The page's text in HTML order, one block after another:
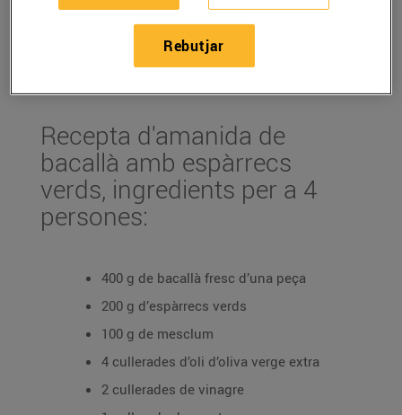
Amanida de bacallà
fresc i espàrrecs
Recepta d'amanida de
bacallà amb espàrrecs
verds, ingredients per a 4
persones:
400 g de bacallà fresc d’una peça
200 g d’espàrrecs verds
100 g de mesclum
4 cullerades d’oli d’oliva verge extra
2 cullerades de vinagre
Rebutjar